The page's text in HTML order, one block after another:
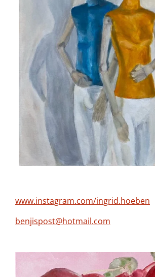
www.instagram.com/ingrid.hoeben
benjispost@hotmail.com